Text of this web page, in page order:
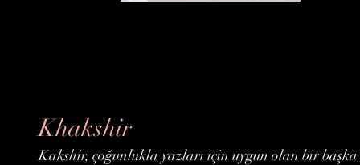
Khakshir
Kakshir, çoğunlukla yazları için uygun olan bir başka